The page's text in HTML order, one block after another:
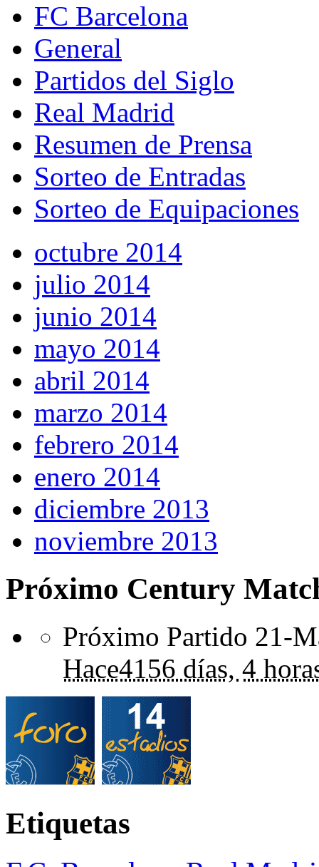
FC Barcelona
General
Partidos del Siglo
Real Madrid
Resumen de Prensa
Sorteo de Entradas
Sorteo de Equipaciones
octubre 2014
julio 2014
junio 2014
mayo 2014
abril 2014
marzo 2014
febrero 2014
enero 2014
diciembre 2013
noviembre 2013
Próximo Century
Próximo Partido 21-
Hace4156 días, 4
Etiquetas